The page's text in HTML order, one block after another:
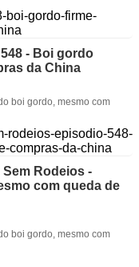
- Boi gordo
da China
boi gordo, mesmo com
Rodeios -
com queda de
boi gordo, mesmo com